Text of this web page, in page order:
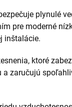
plynulé
pre moderné
inštalácie.
ktoré
zaručujú